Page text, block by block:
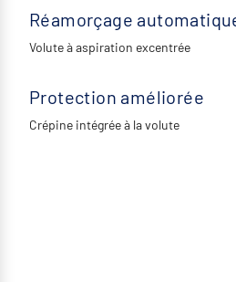
Réamorçage
Volute à aspiration excentrée
Protection améliorée
Crépine intégrée à la volute